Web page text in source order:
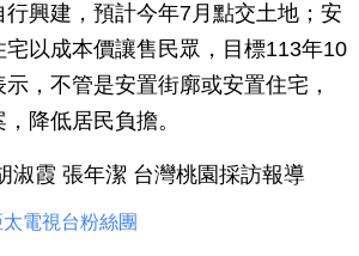
興建，預計今年7月點交土地；安
以成本價讓售民眾，目標113年10
，不管是安置街廓或安置住宅，
降低居民負擔。
淑霞 張年潔 台灣桃園採訪報導
電視台粉絲團